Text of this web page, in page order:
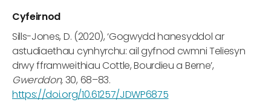
Cyfeirnod
Sills-Jones, D. (2020), ‘Gogwydd hanesyddol ar
astudiaethau cynhyrchu: ail gyfnod cwmni Teliesyn
drwy fframweithiau Cottle, Bourdieu a Berne’,
Gwerddon,30, 68–83.
https://doi.org/10.61257/JDWP6875